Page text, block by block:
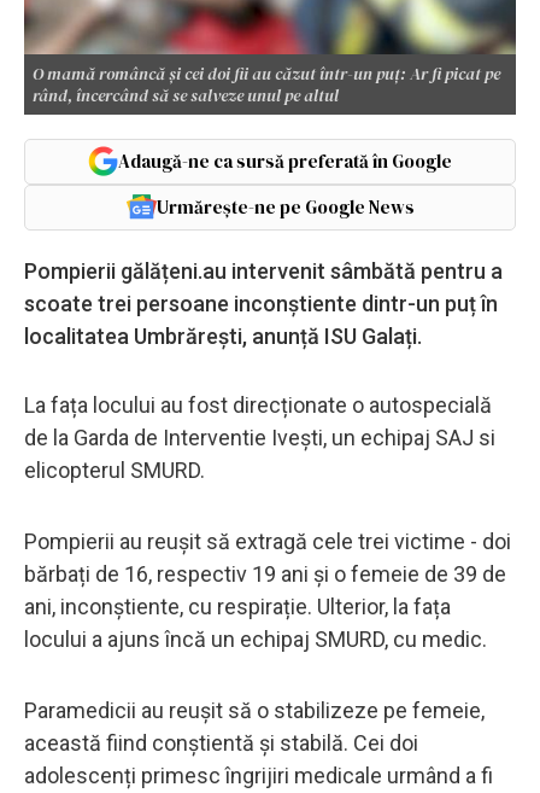
O mamă româncă şi cei doi fii au căzut într-un puţ: Ar fi picat pe
rând, încercând să se salveze unul pe altul
Adaugă-ne ca sursă preferată în Google
Urmărește-ne pe Google News
Pompierii gălățeni.au intervenit sâmbătă pentru a
scoate trei persoane inconștiente dintr-un puț în
localitatea Umbrărești, anunță ISU Galați.
La fața locului au fost direcționate o autospecială
de la Garda de Interventie Ivești, un echipaj SAJ si
elicopterul SMURD.
Pompierii au reușit să extragă cele trei victime - doi
bărbați de 16, respectiv 19 ani și o femeie de 39 de
ani, inconștiente, cu respirație. Ulterior, la fața
locului a ajuns încă un echipaj SMURD, cu medic.
Paramedicii au reușit să o stabilizeze pe femeie,
această fiind conștientă și stabilă. Cei doi
adolescenți primesc îngrijiri medicale urmând a fi